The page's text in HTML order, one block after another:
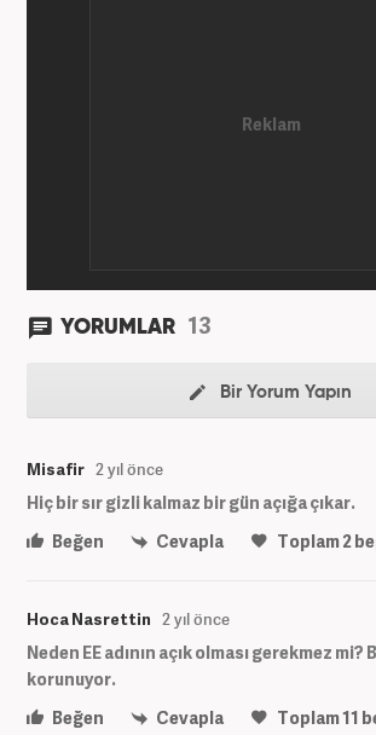
YORUMLAR 13
Bir Yorum Yapın
Misafir 2 yıl önce
Hiç bir sır gizli kalmaz bir gün açığa çıkar.
Beğen
Cevapla Toplam2
Hoca Nasrettin 2 yıl önce
Neden EE adının açık olması gerekmez mi?
korunuyor.
Beğen
Cevapla Toplam11